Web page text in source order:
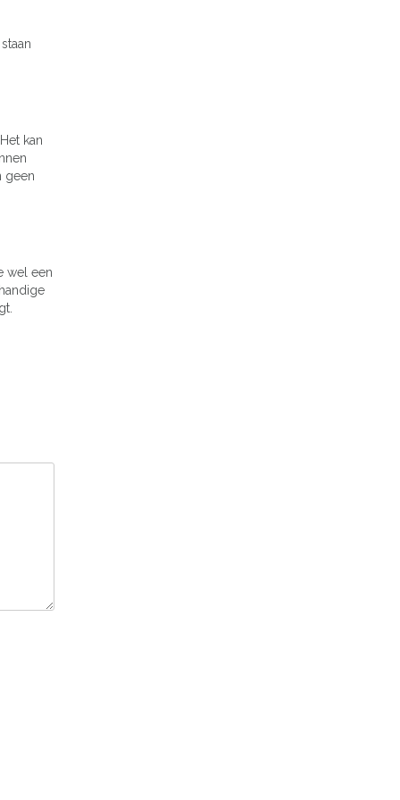
kan
geen
wel een